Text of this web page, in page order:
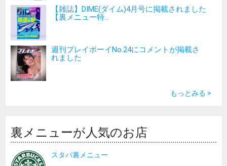
【雑誌】DIME(ダイム)4月号に掲載されました
【裏メニュー特...
週刊プレイボーイNo.24にコメントが掲載さ
れました
もっとみる >
裏メニューが人気のお店
スタバ裏メニュー